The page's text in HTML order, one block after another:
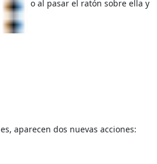
o al pasar el ratón sobre ella y
aparecen dos nuevas acciones: